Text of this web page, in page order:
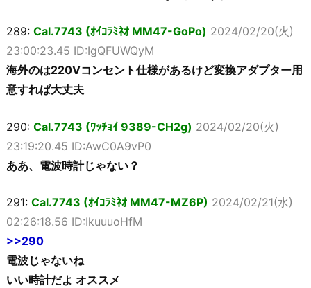
289: Cal.7743 (ｵｲｺﾗﾐﾈｵ MM47-GoPo) 2024/02/20(火)
23:00:23.45 ID:IgQFUWQyM
海外のは220Vコンセント仕様があるけど変換アダプター用
意すれば大丈夫
290: Cal.7743 (ﾜｯﾁｮｲ 9389-CH2g) 2024/02/20(火)
23:19:20.45 ID:AwC0A9vP0
ああ、電波時計じゃない？
291: Cal.7743 (ｵｲｺﾗﾐﾈｵ MM47-MZ6P) 2024/02/21(水)
02:26:18.56 ID:IkuuuoHfM
>>290
電波じゃないね
いい時計だよ オススメ